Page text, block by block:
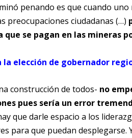
penando es que cuando
preocupaciones ciudadanas (…)
se pagan en las mineras
la elección de gobernador
construcción de todos- no
pues sería un error
que darle espacio a los
para que puedan